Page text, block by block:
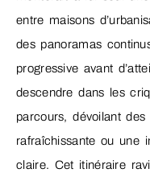
entre maisons
des panoramas
progressive avant
descendre dans les
parcours, dévoilant
rafraîchissante ou une
claire. Cet itinéraire